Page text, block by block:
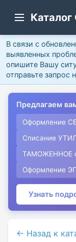
В связи с
выявленных
опишите Вашу
отправьте запрос
Предлагаем
Оформление
Списание
ТАМОЖЕННОЕ
Оформление
Узнать
← Назад к